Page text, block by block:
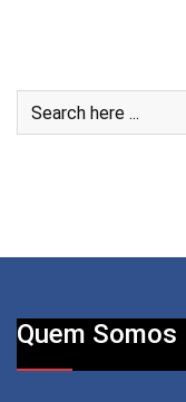
Quem Somos